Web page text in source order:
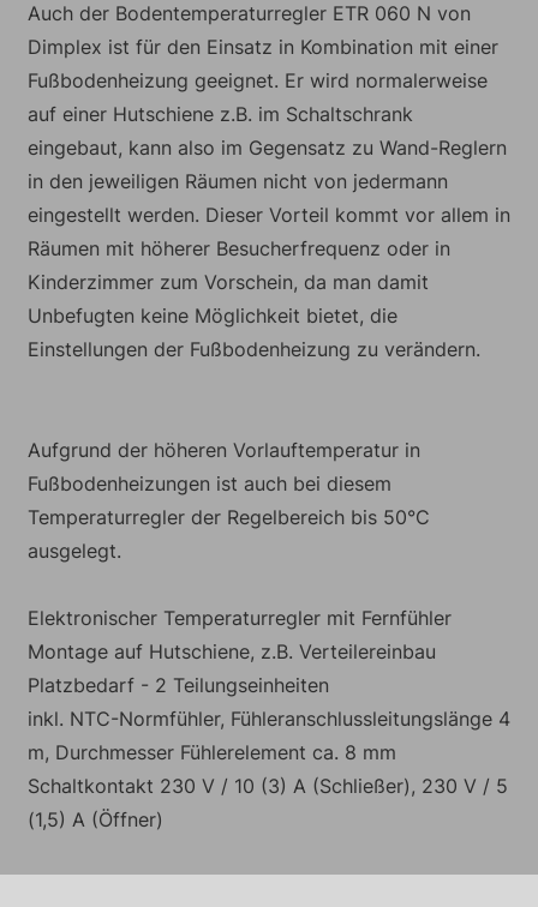
Auch der Bodentemperaturregler ETR 060 N von
Dimplex ist für den Einsatz in Kombination mit einer
Fußbodenheizung geeignet. Er wird normalerweise
auf einer Hutschiene z.B. im Schaltschrank
eingebaut, kann also im Gegensatz zu Wand-Reglern
in den jeweiligen Räumen nicht von jedermann
eingestellt werden. Dieser Vorteil kommt vor allem in
Räumen mit höherer Besucherfrequenz oder in
Kinderzimmer zum Vorschein, da man damit
Unbefugten keine Möglichkeit bietet, die
Einstellungen der Fußbodenheizung zu verändern.
Aufgrund der höheren Vorlauftemperatur in
Fußbodenheizungen ist auch bei diesem
Temperaturregler der Regelbereich bis 50°C
ausgelegt.
Elektronischer Temperaturregler mit Fernfühler
Montage auf Hutschiene, z.B. Verteilereinbau
Platzbedarf - 2 Teilungseinheiten
inkl. NTC-Normfühler, Fühleranschlussleitungslänge 4
m, Durchmesser Fühlerelement ca. 8 mm
Schaltkontakt 230 V / 10 (3) A (Schließer), 230 V / 5
(1,5) A (Öffner)